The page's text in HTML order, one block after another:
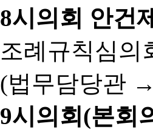
8시의회 안건
조례규칙심의
(법무담당관
9시의회(본회